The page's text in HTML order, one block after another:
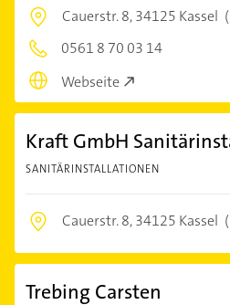
Cauerstr. 8,34125 Kassel
0561 8 70 03 14
Webseite
Kraft GmbH
SANITÄRINSTALLATIONEN
Cauerstr. 8,34125 Kassel
Trebing Carsten